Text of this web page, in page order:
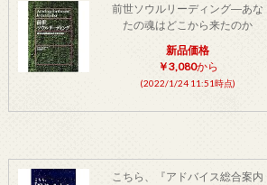
前世ソウルリーディング―あな
たの魂はどこから来たのか
新品価格
￥3,080から
(2022/1/24 11:51時点)
こちら、『アドバイス総合案内